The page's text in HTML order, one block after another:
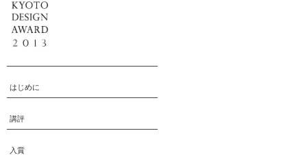
はじめに
講評
入賞